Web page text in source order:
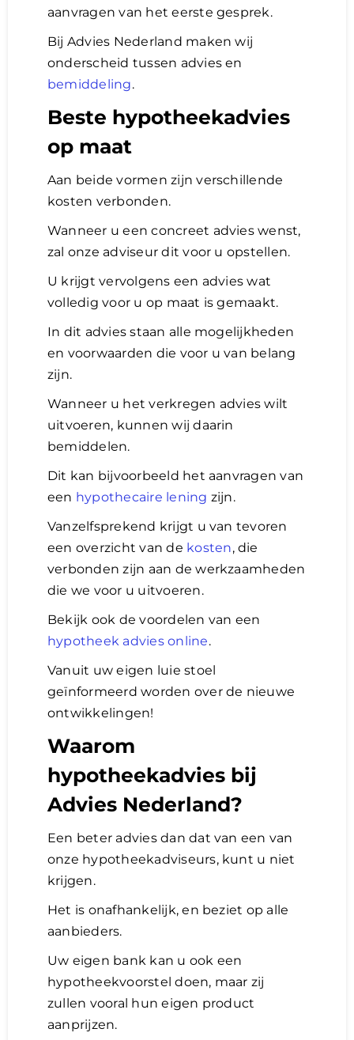
aanvragen van het eerste gesprek.
Bij Advies Nederland maken wij
onderscheid tussen advies en
bemiddeling.
Beste hypotheekadvies
op maat
Aan beide vormen zijn verschillende
kosten verbonden.
Wanneer u een concreet advies wenst,
zal onze adviseur dit voor u opstellen.
U krijgt vervolgens een advies wat
volledig voor u op maat is gemaakt.
In dit advies staan alle mogelijkheden
en voorwaarden die voor u van belang
zijn.
Wanneer u het verkregen advies wilt
uitvoeren, kunnen wij daarin
bemiddelen.
Dit kan bijvoorbeeld het aanvragen van
een hypothecaire lening zijn.
Vanzelfsprekend krijgt u van tevoren
een overzicht van de kosten, die
verbonden zijn aan de werkzaamheden
die we voor u uitvoeren.
Bekijk ook de voordelen van een
hypotheek advies online.
Vanuit uw eigen luie stoel
geïnformeerd worden over de nieuwe
ontwikkelingen!
Waarom
hypotheekadvies bij
Advies Nederland?
Een beter advies dan dat van een van
onze hypotheekadviseurs, kunt u niet
krijgen.
Het is onafhankelijk, en beziet op alle
aanbieders.
Uw eigen bank kan u ook een
hypotheekvoorstel doen, maar zij
zullen vooral hun eigen product
aanprijzen.